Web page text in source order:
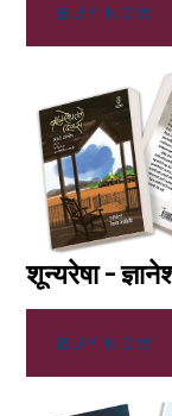
BUY NOW
शून्यरेषा -
BUY NOW